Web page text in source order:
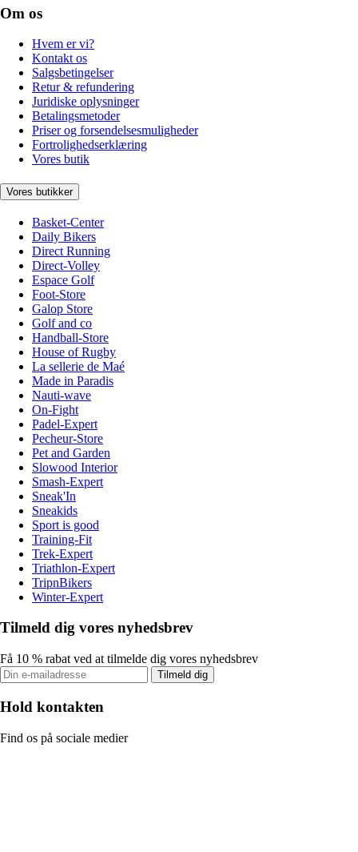
Om os
Hvem er vi?
Kontakt os
Salgsbetingelser
Retur & refundering
Juridiske oplysninger
Betalingsmetoder
Priser og forsendelsesmuligheder
Fortrolighedserklæring
Vores butik
Vores butikker
Basket-Center
Daily Bikers
Direct Running
Direct-Volley
Espace Golf
Foot-Store
Galop Store
Golf and co
Handball-Store
House of Rugby
La sellerie de Maé
Made in Paradis
Nauti-wave
On-Fight
Padel-Expert
Pecheur-Store
Pet and Garden
Slowood Interior
Smash-Expert
Sneak'In
Sneakids
Sport is good
Training-Fit
Trek-Expert
Triathlon-Expert
TripnBikers
Winter-Expert
Tilmeld dig vores nyhedsbrev
Få 10 % rabat ved at tilmelde dig vores nyhedsbrev
Tilmeld dig
Hold kontakten
Find os på sociale medier